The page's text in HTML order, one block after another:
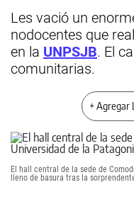
Les vació un
nodocentes que
en la UNPSJB. El
comunitarias.
+ Agregar
El hall central de la sede de
lleno de basura tras la